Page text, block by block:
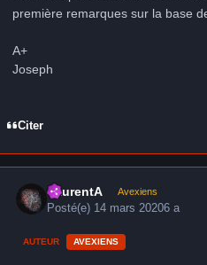
première remarques sur la base
A+
Joseph
Citer
LaurentA Avexiens
Posté(e) 14 mars 20206 a
AUTEUR AVEXIENS